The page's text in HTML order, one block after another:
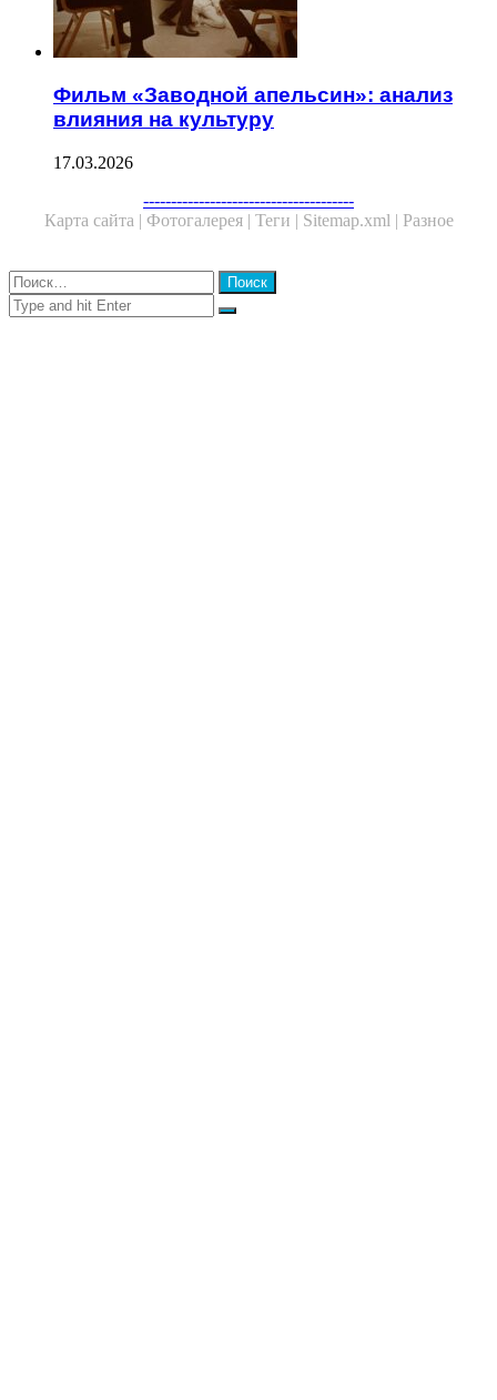
Фильм «Заводной апельсин»: анализ
влияния на культуру
17.03.2026
--------------------------------------
Карта сайта | Фотогалерея | Теги | Sitemap.xml | Разное
Close
Найти:
Close
Search